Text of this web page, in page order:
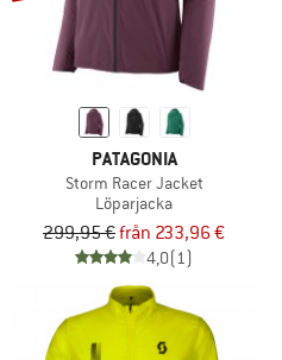
PATAGONIA
Storm Racer Jacket
Löparjacka
299,95 €från 233,96 €
4,0(1)